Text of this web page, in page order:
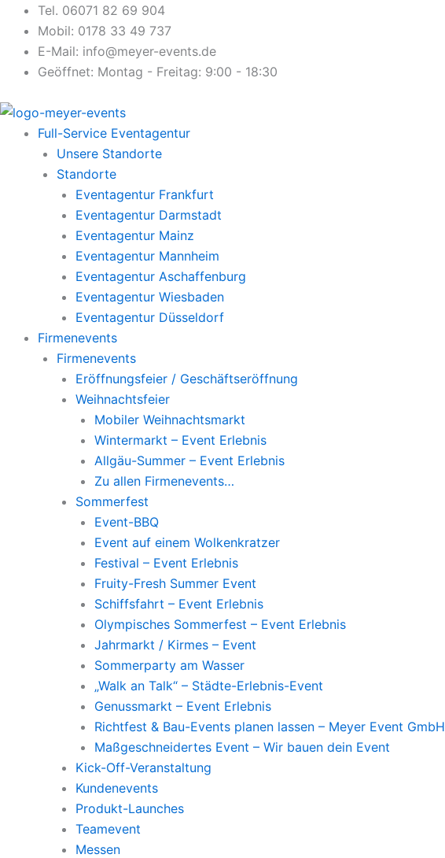
Zum
Inhalt
springen
Tel. 06071 82 69 904
Mobil: 0178 33 49 737
E-Mail: info@meyer-events.de
Geöffnet: Montag - Freitag: 9:00 - 18:30
Full-Service Eventagentur
Unsere Standorte
Standorte
Eventagentur Frankfurt
Eventagentur Darmstadt
Eventagentur Mainz
Eventagentur Mannheim
Eventagentur Aschaffenburg
Eventagentur Wiesbaden
Eventagentur Düsseldorf
Firmenevents
Firmenevents
Eröffnungsfeier / Geschäftseröffnung
Weihnachtsfeier
Mobiler Weihnachtsmarkt
Wintermarkt – Event Erlebnis
Allgäu-Summer – Event Erlebnis
Zu allen Firmenevents…
Sommerfest
Event-BBQ
Event auf einem Wolkenkratzer
Festival – Event Erlebnis
Fruity-Fresh Summer Event
Schiffsfahrt – Event Erlebnis
Olympisches Sommerfest – Event Erlebnis
Jahrmarkt / Kirmes – Event
Sommerparty am Wasser
„Walk an Talk“ – Städte-Erlebnis-Event
Genussmarkt – Event Erlebnis
Richtfest & Bau-Events planen lassen – Meyer Event GmbH
Maßgeschneidertes Event – Wir bauen dein Event
Kick-Off-Veranstaltung
Kundenevents
Produkt-Launches
Teamevent
Messen